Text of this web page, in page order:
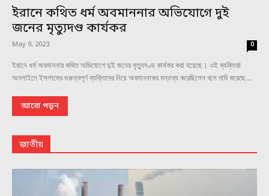
ইরানে কথিত ধর্ম অবমাননার অভিযোগে দুই
জনের মৃত্যুদণ্ড কার্যকর
May 9, 2023 0
ইরানে ধর্ম অবমাননার কথিত অভিযোগে দুই জনের মৃত্যুদণ্ড কার্যকর করা হয়েছে। ওই ব্যক্তিরা
অনলাইনে ইসলামের গুরুত্বপূর্ণ ব্যক্তিদের নিয়ে অবমাননাকর মন্তব্য করেছিলেন বলে দাবি করেছে...
আরো পড়ুন
জাতীয়